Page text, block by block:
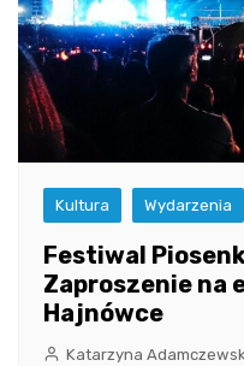
Kultura Wydarzenia
Festiwal
Zaproszenie na
Hajnówce
Katarzyna